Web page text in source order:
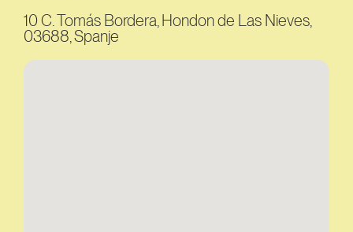
10 C. Tomás Bordera, Hondon de Las Nieves,
03688, Spanje